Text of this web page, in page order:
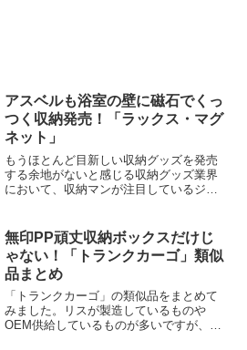
アスベルも浴室の壁に磁石でくっ
つく収納発売！「ラックス・マグ
ネット」
もうほとんど目新しい収納グッズを発売
する余地がないと感じる収納グッズ業界
において、収納マンが注目しているジャ
東和産業が「磁着（じちゃく）シリー
ズ」を発売したときはマジで...
無印PP頑丈収納ボックスだけじ
ゃない！「トランクカーゴ」類似
品まとめ
「トランクカーゴ」の類似品をまとめて
みました。リスが製造しているものや
OEM供給しているものが多いですが、サ